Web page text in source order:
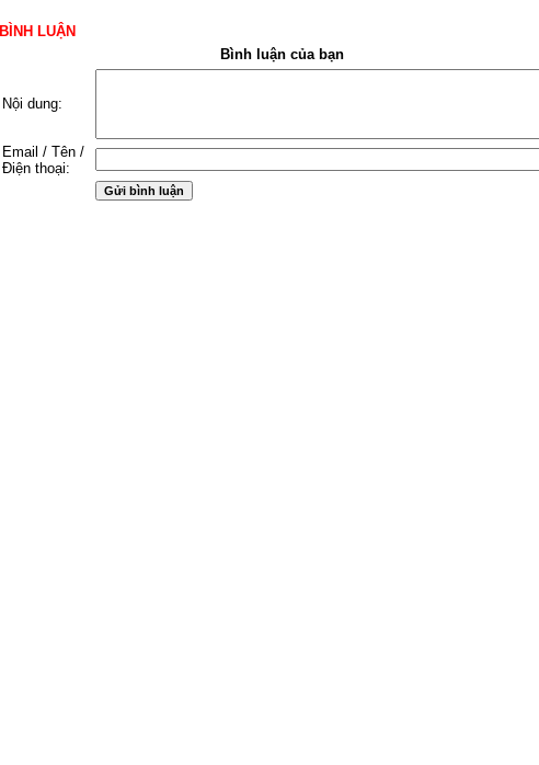
BÌNH LUẬN
Bình luận của bạn
Nội dung:
Email / Tên /
Điện thoại: